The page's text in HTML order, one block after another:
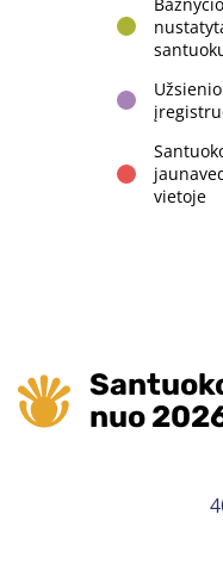
vietoje
nuo